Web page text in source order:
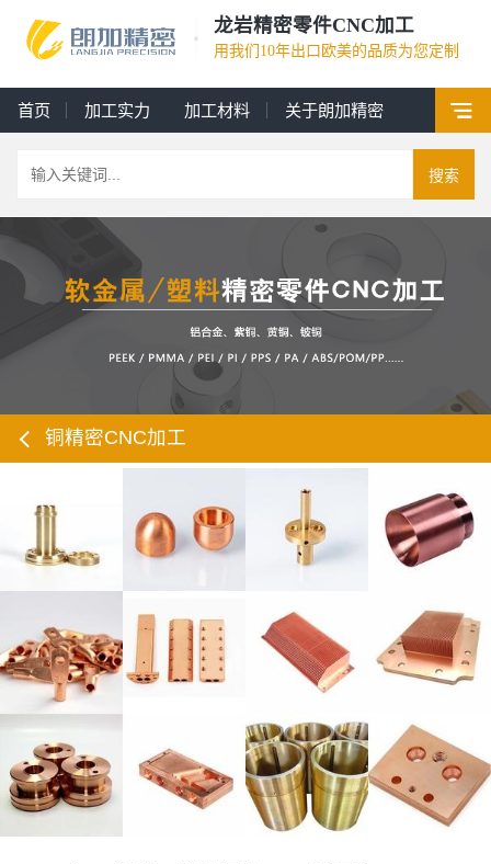
龙岩精密零件CNC加工
用我们10年出口欧美的品质为您定制
首页 加工实力 加工材料 关于朗加精密
搜索
铜精密CNC加工